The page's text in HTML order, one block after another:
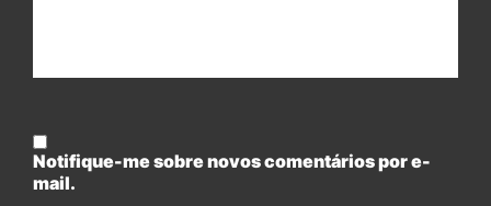
Notifique-me sobre novos comentários por e-
mail.